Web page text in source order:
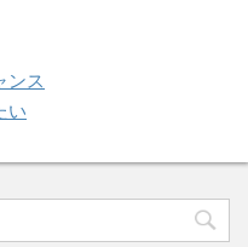
ンス
い